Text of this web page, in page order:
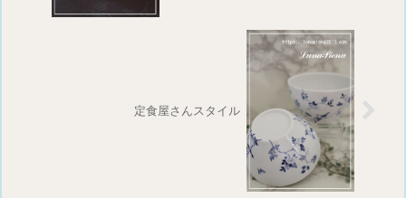
定食屋さんスタイル